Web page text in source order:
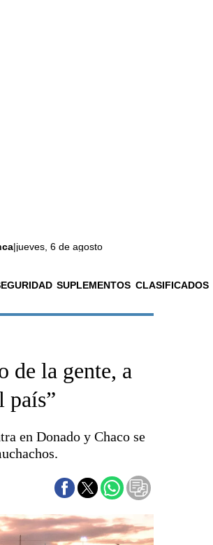
|jueves, 6 de agosto
SUPLEMENTOS CLASIFICADOS
de la gente, a
país”
en Donado y Chaco se